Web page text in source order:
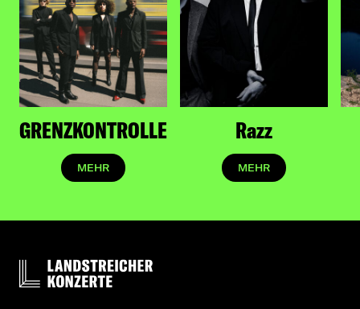
jenem scheinbar Alltäglichen, dem in seiner
Banalität eine gewisse Poesie innewohnt und
dem die Musikerin Raum lässt. Dass die Fans
mitfühlen und sich selber in
KATHA PAUERs Songs
wiederfinden, beweist eine stetig wachsnede
treue Community und wachsende Streaming-
Zahlen. Auf zahlreiche Einladungen etlicher
Indie-Boys (Ennio, Jeremias) als Support-Act
folgen Bookings auf renommierte Festivals
wie das MS Dockville, Sound of the Forest
GRENZKONTROLLE
MEHR
Razz
MEHR